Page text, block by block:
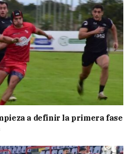
a definir la primera fase